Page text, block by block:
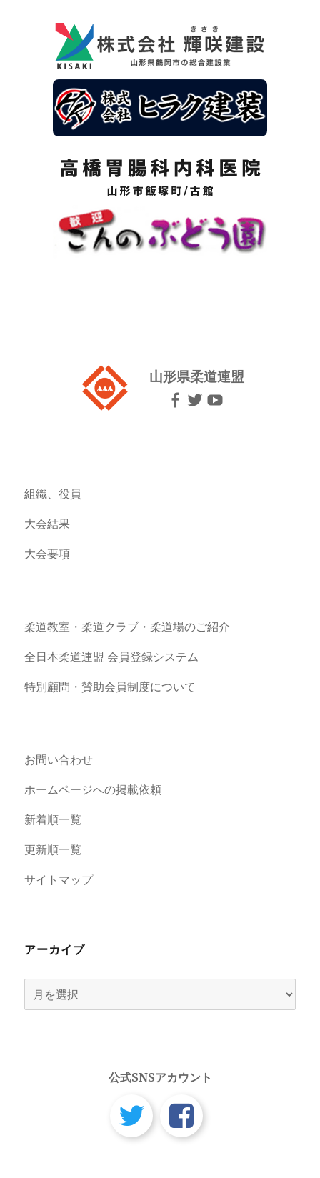
山形県柔道連盟
組織、役員
大会結果
大会要項
柔道教室・柔道クラブ・柔道場のご紹介
全日本柔道連盟 会員登録システム
特別顧問・賛助会員制度について
お問い合わせ
ホームページへの掲載依頼
新着順一覧
更新順一覧
サイトマップ
アーカイブ
ー
公式SNSアカウント